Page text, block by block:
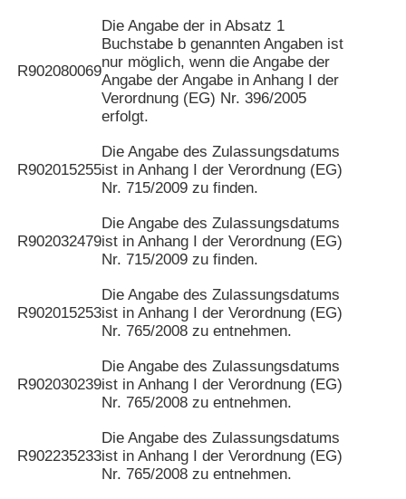
R902080069
Die Angabe der in Absatz 1
Buchstabe b genannten Angaben ist
nur möglich, wenn die Angabe der
Angabe der Angabe in Anhang I der
Verordnung (EG) Nr. 396/2005
erfolgt.
R902015255
Die Angabe des Zulassungsdatums
ist in Anhang I der Verordnung (EG)
Nr. 715/2009 zu finden.
R902032479
Die Angabe des Zulassungsdatums
ist in Anhang I der Verordnung (EG)
Nr. 715/2009 zu finden.
R902015253
Die Angabe des Zulassungsdatums
ist in Anhang I der Verordnung (EG)
Nr. 765/2008 zu entnehmen.
R902030239
Die Angabe des Zulassungsdatums
ist in Anhang I der Verordnung (EG)
Nr. 765/2008 zu entnehmen.
R902235233
Die Angabe des Zulassungsdatums
ist in Anhang I der Verordnung (EG)
Nr. 765/2008 zu entnehmen.